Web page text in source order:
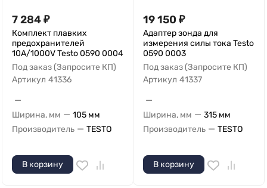
7 284₽
Комплект плавких
предохранителей
10A/1000V Testo 0590 0004
Под заказ (Запросите КП)
Артикул 41336
—
Ширина, мм — 105 мм
Производитель — TESTO
В корзину
19 150 ₽
Адаптер зонда для
измерения силы тока Testo
0590 0003
Под заказ (Запросите КП)
Артикул 41337
—
Ширина, мм — 315 мм
Производитель — TESTO
В корзину